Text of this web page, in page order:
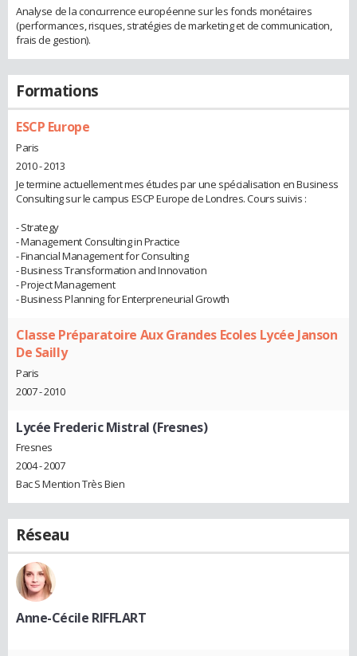
Analyse de la concurrence européenne sur les fonds monétaires
(performances, risques, stratégies de marketing et de communication,
frais de gestion).
Formations
ESCP Europe
Paris
2010 - 2013
Je termine actuellement mes études par une spécialisation en Business
Consulting sur le campus ESCP Europe de Londres. Cours suivis :
- Strategy
- Management Consulting in Practice
- Financial Management for Consulting
- Business Transformation and Innovation
- Project Management
- Business Planning for Enterpreneurial Growth
Classe Préparatoire Aux Grandes Ecoles Lycée Janson
De Sailly
Paris
2007 - 2010
Lycée Frederic Mistral (Fresnes)
Fresnes
2004 - 2007
Bac S Mention Très Bien
Réseau
Anne-Cécile RIFFLART